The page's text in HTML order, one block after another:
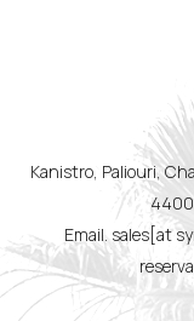
Kanistro, Paliouri,
Email. sales[at